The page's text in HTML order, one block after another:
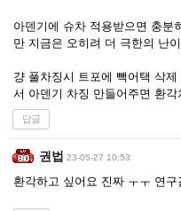
아덴기에 슈차 적용받으면 충분
만 지금은 오히려 더 극한의 난이
걍 풀차징시 트포에 빽어택 삭
서 아덴기 차징 만들어주면 환
답글
권법 23-05-27 10:53
환각하고 싶어요 진짜 ㅜㅜ 연구